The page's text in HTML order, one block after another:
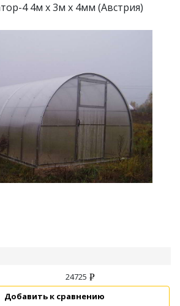
4 4м x 3м х 4мм (Австрия)
24725
Добавить к сравнению